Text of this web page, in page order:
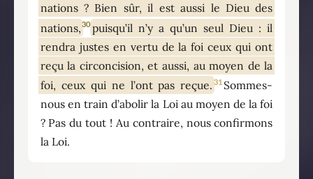
nations ? Bien sûr, il est aussi le Dieu des
nations,30 puisqu’il n’y a qu’un seul Dieu : il
rendra justes en vertu de la foi ceux qui ont
reçu la circoncision, et aussi, au moyen de la
foi, ceux qui ne l’ont pas reçue. 31 Sommes-
nous en train d’abolir la Loi au moyen de la foi
? Pas du tout ! Au contraire, nous confirmons
la Loi.